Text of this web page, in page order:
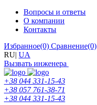
Вопросы и ответы
О компании
Контакты
Избранное(0) Сравнение(0)
RU| UA
Вызвать инженера
+38 044 331-15-43
+38 057 761-38-71
+38 044 331-15-43